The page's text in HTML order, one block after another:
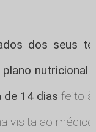
dos seus
plano nutricional
de 14 dias feito à
visita ao médico.